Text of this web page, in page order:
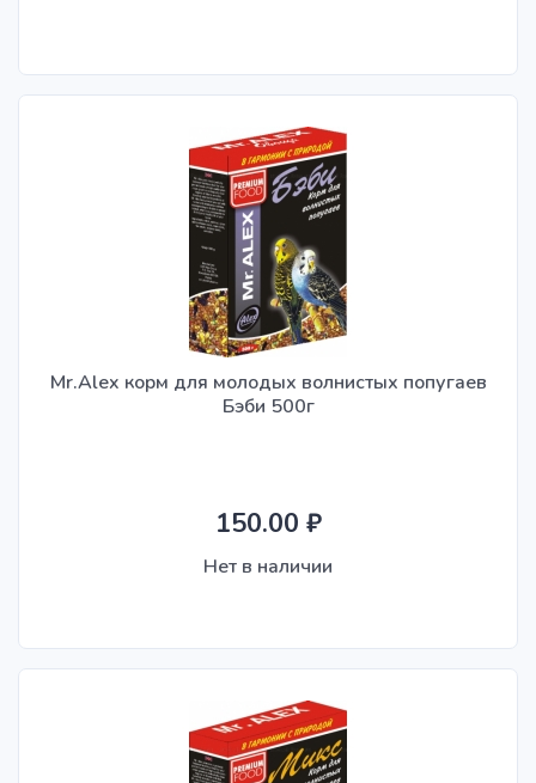
Mr.Alex корм для молодых волнистых попугаев
Бэби 500г
150.00 ₽
Нет в наличии